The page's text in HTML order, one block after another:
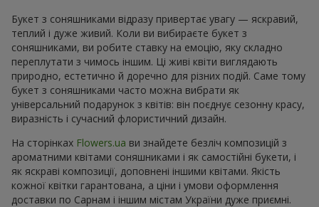
Букет з соняшниками відразу привертає увагу — яскравий,
теплий і дуже живий. Коли ви вибираєте букет з
соняшниками, ви робите ставку на емоцію, яку складно
переплутати з чимось іншим. Ці живі квіти виглядають
природно, естетично й доречно для різних подій. Саме тому
букет з соняшниками часто можна вибрати як
універсальний подарунок з квітів: він поєднує сезонну красу,
виразність і сучасний флористичний дизайн.
На сторінках Flowers.ua ви знайдете безліч композицій з
ароматними квітами соняшниками і як самостійні букети, і
як яскраві композиції, доповнені іншими квітами. Якість
кожної квітки гарантована, а ціни і умови оформлення
доставки по Сарнам і іншим містам України дуже приємні.